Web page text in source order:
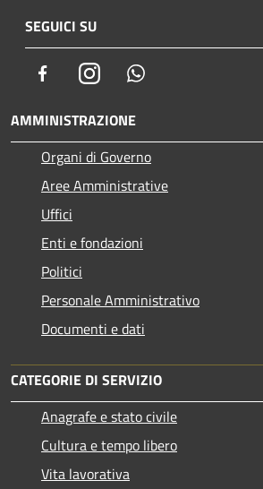
SEGUICI SU
FacebookInstagram
AMMINISTRAZIONE
Organi di Governo
Aree Amministrative
Uffici
Enti e fondazioni
Politici
Personale Amministrativo
Documenti e dati
CATEGORIE DI SERVIZIO
Anagrafe e stato civile
Cultura e tempo libero
Vita lavorativa